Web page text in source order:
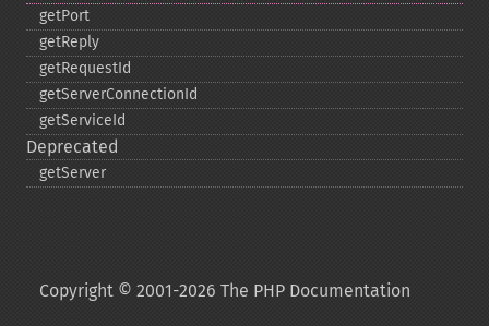
getPort
getReply
getRequestId
getServerConnectionId
getServiceId
Deprecated
getServer
Copyright © 2001-2026 The PHP Documentation